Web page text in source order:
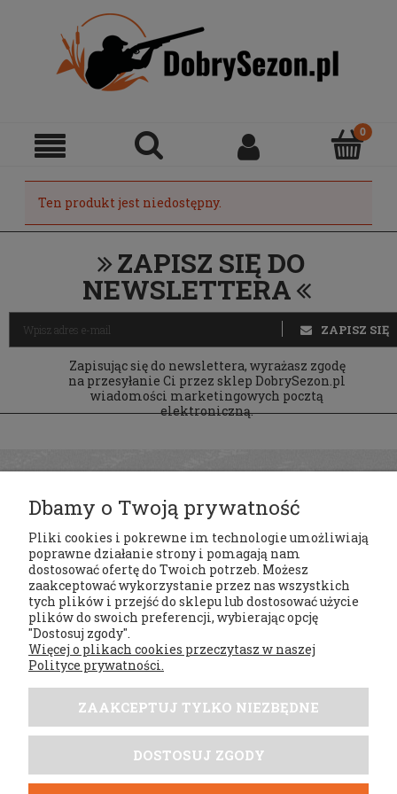
Ten produkt jest niedostępny.
ZAPISZ SIĘ DO
NEWSLETTERA
Zapisując się do newslettera, wyrażasz zgodę
na przesyłanie Ci przez sklep DobrySezon.pl
wiadomości marketingowych pocztą
elektroniczną.
ZAPISZ SIĘ
Regulaminy
Moje konto
Płatności i dostawa
Tabele rozmiarów
DobrySezon.pl
Dbamy o Twoją prywatność
Pliki cookies i pokrewne im technologie umożliwiają
poprawne działanie strony i pomagają nam
dostosować ofertę do Twoich potrzeb. Możesz
zaakceptować wykorzystanie przez nas wszystkich
tych plików i przejść do sklepu lub dostosować użycie
plików do swoich preferencji, wybierając opcję
"Dostosuj zgody".
Więcej o plikach cookies przeczytasz w naszej
Polityce prywatności.
ZAAKCEPTUJ TYLKO NIEZBĘDNE
DOSTOSUJ ZGODY